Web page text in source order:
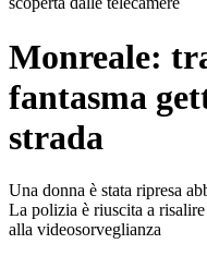
Monreale:
fantasma
strada
Una donna è stata ripresa
La polizia è riuscita a
alla videosorveglianza